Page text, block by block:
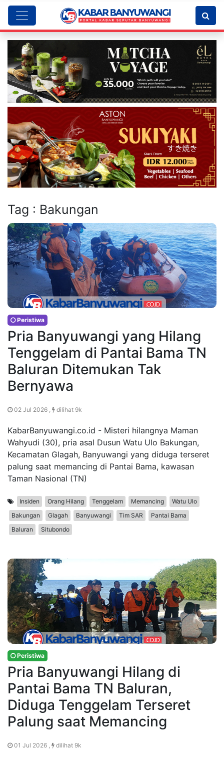
Tag : Bakungan
Peristiwa
Pria Banyuwangi yang Hilang
Tenggelam di Pantai Bama TN
Baluran Ditemukan Tak
Bernyawa
02 Jul 2026 , dilihat 9k
KabarBanyuwangi.co.id - Misteri hilangnya Maman
Wahyudi (30), pria asal Dusun Watu Ulo Bakungan,
Kecamatan Glagah, Banyuwangi yang diduga terseret
palung saat memancing di Pantai Bama, kawasan
Taman Nasional (TN)
Insiden Orang Hilang Tenggelam Memancing
Watu Ulo
Bakungan
Glagah Banyuwangi Tim SAR
Pantai Bama
Baluran
Situbondo
Peristiwa
Pria Banyuwangi Hilang di
Pantai Bama TN Baluran,
Diduga Tenggelam Terseret
Palung saat Memancing
01 Jul 2026 , dilihat 9k